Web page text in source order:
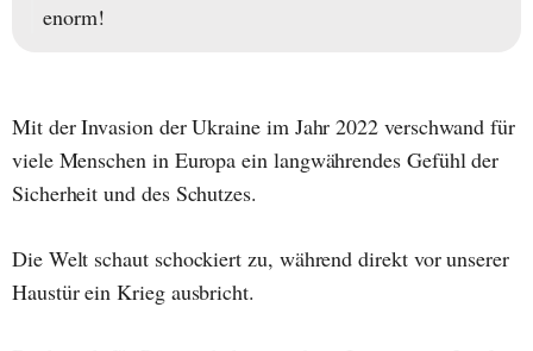
enorm!
Mit der Invasion der Ukraine im Jahr 2022 verschwand für
viele Menschen in Europa ein langwährendes Gefühl der
Sicherheit und des Schutzes.
Die Welt schaut schockiert zu, während direkt vor unserer
Haustür ein Krieg ausbricht.